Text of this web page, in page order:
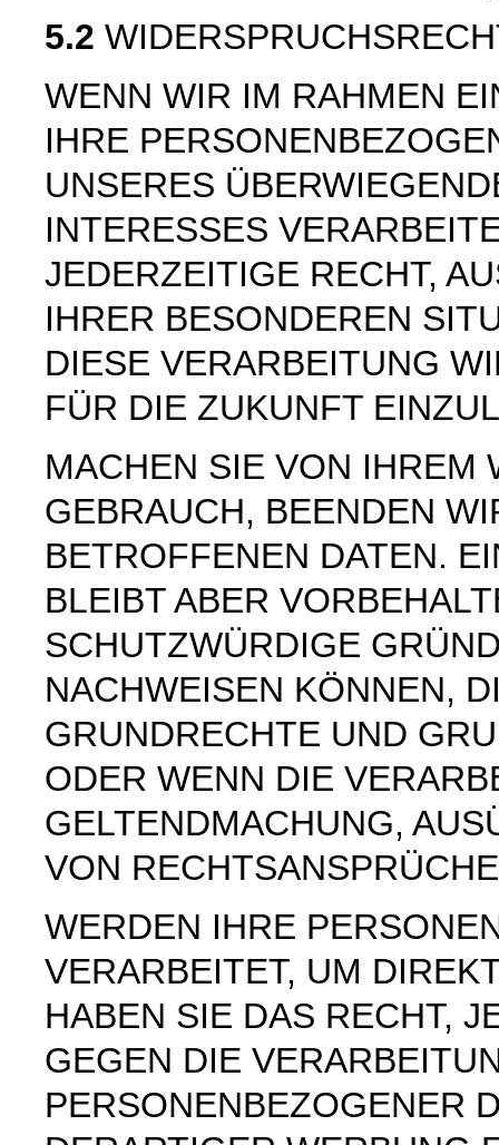
5.2
WENN WIR IM RAHMEN
IHRE
UNSERES
INTERESSES
JEDERZEITIGE RECHT,
IHRER BESONDEREN
DIESE VERARBEITUNG
FÜR DIE ZUKUNFT
MACHEN SIE VON IHREM
GEBRAUCH, BEENDEN
BETROFFENEN DATEN.
BLEIBT ABER
SCHUTZWÜRDIGE
NACHWEISEN KÖNNEN,
GRUNDRECHTE UND
ODER WENN DIE
GELTENDMACHUNG,
VON
WERDEN IHRE
VERARBEITET, UM
HABEN SIE DAS RECHT,
GEGEN DIE
PERSONENBEZOGENER